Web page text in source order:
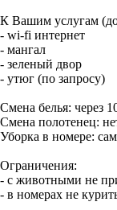
К Вашим услугам
- wi-fi интернет
- мангал
- зеленый двор
- утюг (по запросу)
Смена белья: через
Смена полотенец:
Уборка в номере:
Ограничения:
- с животными не
- в номерах не